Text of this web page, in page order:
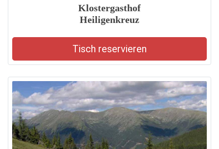
Klostergasthof
Heiligenkreuz
Tisch reservieren